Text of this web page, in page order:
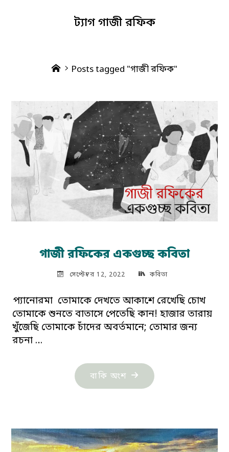
ট্যাগ গাজী রফিক
HomePosts tagged "গাজী রফিক"
গাজী রফিকের একগুচ্ছ কবিতা
সেপ্টেম্বর 12, 2022 কবিতা
প্যানোরমা তোমাকে দেখতে আকাশে রেখেছি চোখ
তোমাকে শুনতে বাতাসে পেতেছি কান! হাজার তারায়
খুঁজেছি তোমাকে চাঁদের অবর্তমানে; তোমার জন্য
রচনা …
বাকি অংশ "গাজী
রফিকের